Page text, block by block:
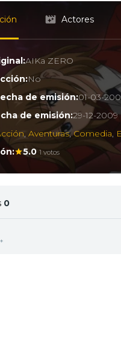
Actores
AIKa ZERO
No
de emisión:01-03-
de emisión:29-12-2009
,Aventuras,Comedia,
5.0 1 votos
0
*